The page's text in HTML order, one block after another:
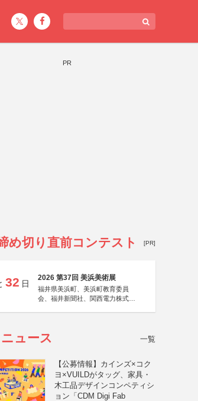
PR
め切り直前コンテスト [PR]
32 日
2026 第37回 美浜美術展
福井県美浜町、美浜町教育委員
会、福井新聞社、関西電力株式会
ニュース 一覧
【公募情報】カインズ×コク
ヨ×VUILDがタッグ、家具・
木工品デザインコンペティシ
ョン「CDM Digi Fab